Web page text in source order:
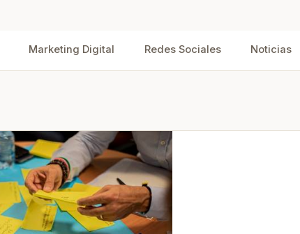
Marketing Digital Redes Sociales Noticias